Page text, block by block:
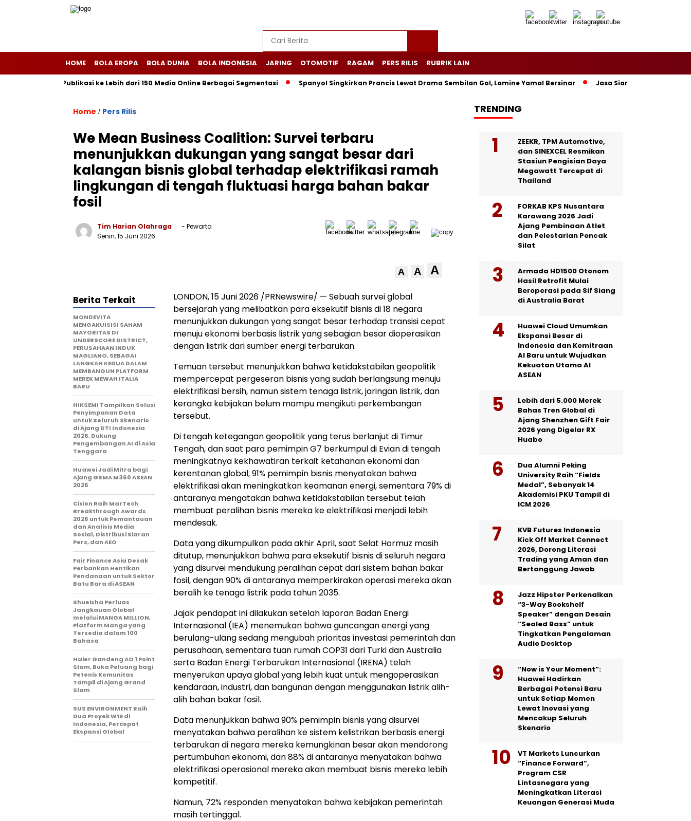
HOME BOLA EROPA BOLA DUNIA BOLA INDONESIA JARING OTOMOTIF RAGAM PERS RILIS RUBRIK LAIN
Melayani Publikasi ke Lebih dari 150 Media Online Berbagai Segmentasi Spanyol Singkirkan Prancis Lewat Drama Sembilan Gol, Lamine Yamal Bersinar Jasa Siaran Pers Persriliscom
Home / Pers Rilis
We Mean Business Coalition: Survei terbaru
menunjukkan dukungan yang sangat besar dari
kalangan bisnis global terhadap elektrifikasi ramah
lingkungan di tengah fluktuasi harga bahan bakar
fosil
Tim Harian Olahraga
- Pewarta
Senin, 15 Juni 2026
A A A
LONDON,15 Juni 2026 /PRNewswire/ — Sebuah survei global
bersejarah yang melibatkan para eksekutif bisnis di 18 negara
menunjukkan dukungan yang sangat besar terhadap transisi cepat
menuju ekonomi berbasis listrik yang sebagian besar dioperasikan
dengan listrik dari sumber energi terbarukan.
Temuan tersebut menunjukkan bahwa ketidakstabilan geopolitik
mempercepat pergeseran bisnis yang sudah berlangsung menuju
elektrifikasi bersih, namun sistem tenaga listrik, jaringan listrik, dan
kerangka kebijakan belum mampu mengikuti perkembangan
tersebut.
Di tengah ketegangan geopolitik yang terus berlanjut di Timur
Tengah, dan saat para pemimpin G7 berkumpul di Evian di tengah
meningkatnya kekhawatiran terkait ketahanan ekonomi dan
kerentanan global, 91% pemimpin bisnis menyatakan bahwa
elektrifikasi akan meningkatkan keamanan energi, sementara 79% di
antaranya mengatakan bahwa ketidakstabilan tersebut telah
membuat peralihan bisnis mereka ke elektrifikasi menjadi lebih
mendesak.
Data yang dikumpulkan pada akhir April, saat Selat Hormuz masih
ditutup, menunjukkan bahwa para eksekutif bisnis di seluruh negara
yang disurvei mendukung peralihan cepat dari sistem bahan bakar
fosil, dengan 90% di antaranya memperkirakan operasi mereka akan
beralih ke tenaga listrik pada tahun 2035.
Jajak pendapat ini dilakukan setelah laporan Badan Energi
Internasional (IEA) menemukan bahwa guncangan energi yang
berulang-ulang sedang mengubah prioritas investasi pemerintah dan
perusahaan, sementara tuan rumah COP31 dari Turki dan Australia
serta Badan Energi Terbarukan Internasional (IRENA) telah
menyerukan upaya global yang lebih kuat untuk mengoperasikan
kendaraan, industri, dan bangunan dengan menggunakan listrik alih-
alih bahan bakar fosil.
Data menunjukkan bahwa 90% pemimpin bisnis yang disurvei
menyatakan bahwa peralihan ke sistem kelistrikan berbasis energi
terbarukan di negara mereka kemungkinan besar akan mendorong
pertumbuhan ekonomi, dan 88% di antaranya menyatakan bahwa
elektrifikasi operasional mereka akan membuat bisnis mereka lebih
kompetitif.
Namun, 72% responden menyatakan bahwa kebijakan pemerintah
masih tertinggal.
Berita Terkait
MONDEVITA
MENGAKUISISI SAHAM
MAYORITAS DI
UNDERSCORE DISTRICT,
PERUSAHAAN INDUK
MAGLIANO, SEBAGAI
LANGKAH KEDUA DALAM
MEMBANGUN PLATFORM
MEREK MEWAH ITALIA
BARU
HIKSEMI Tampilkan Solusi
Penyimpanan Data
untuk Seluruh Skenario
di Ajang DTI Indonesia
2026, Dukung
Pengembangan AI di Asia
Tenggara
Huawei Jadi Mitra bagi
Ajang GSMA M360 ASEAN
2026
Cision Raih MarTech
Breakthrough Awards
2026 untuk Pemantauan
dan Analisis Media
Sosial, Distribusi Siaran
Pers, dan AEO
Fair Finance Asia Desak
Perbankan Hentikan
Pendanaan untuk Sektor
Batu Bara di ASEAN
Shueisha Perluas
Jangkauan Global
melalui MANGA MILLION,
Platform Manga yang
Tersedia dalam 100
Bahasa
Haier Gandeng AO 1 Point
Slam, Buka Peluang bagi
Petenis Komunitas
Tampil di Ajang Grand
Slam
SUS ENVIRONMENT Raih
Dua Proyek WtE di
Indonesia, Percepat
Ekspansi Global
TRENDING
ZEEKR, TPM Automotive,
dan SINEXCEL Resmikan
Stasiun Pengisian Daya
Megawatt Tercepat di
Thailand
FORKAB KPS Nusantara
Karawang 2026 Jadi
Ajang Pembinaan Atlet
dan Pelestarian Pencak
Silat
Armada HD1500 Otonom
Hasil Retrofit Mulai
Beroperasi pada Sif Siang
di Australia Barat
Huawei Cloud Umumkan
Ekspansi Besar di
Indonesia dan Kemitraan
AI Baru untuk Wujudkan
Kekuatan Utama AI
ASEAN
Lebih dari 5.000 Merek
Bahas Tren Global di
Ajang Shenzhen Gift Fair
2026 yang Digelar RX
Huabo
Dua Alumni Peking
University Raih “Fields
Medal”, Sebanyak 14
Akademisi PKU Tampil di
ICM 2026
KVB Futures Indonesia
Kick Off Market Connect
2026, Dorong Literasi
Trading yang Aman dan
Bertanggung Jawab
Jazz Hipster Perkenalkan
“3-Way Bookshelf
Speaker” dengan Desain
“Sealed Bass” untuk
Tingkatkan Pengalaman
Audio Desktop
“Now is Your Moment”:
Huawei Hadirkan
Berbagai Potensi Baru
untuk Setiap Momen
Lewat Inovasi yang
Mencakup Seluruh
Skenario
VT Markets Luncurkan
“Finance Forward”,
Program CSR
Lintasnegara yang
Meningkatkan Literasi
Keuangan Generasi Muda